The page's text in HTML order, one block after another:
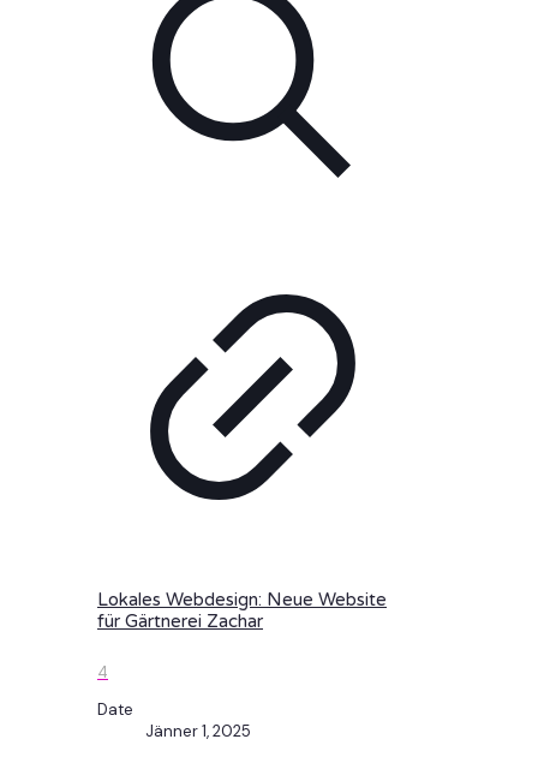
Lokales Webdesign: Neue Website
für Gärtnerei Zachar
4
Date
Jänner 1, 2025